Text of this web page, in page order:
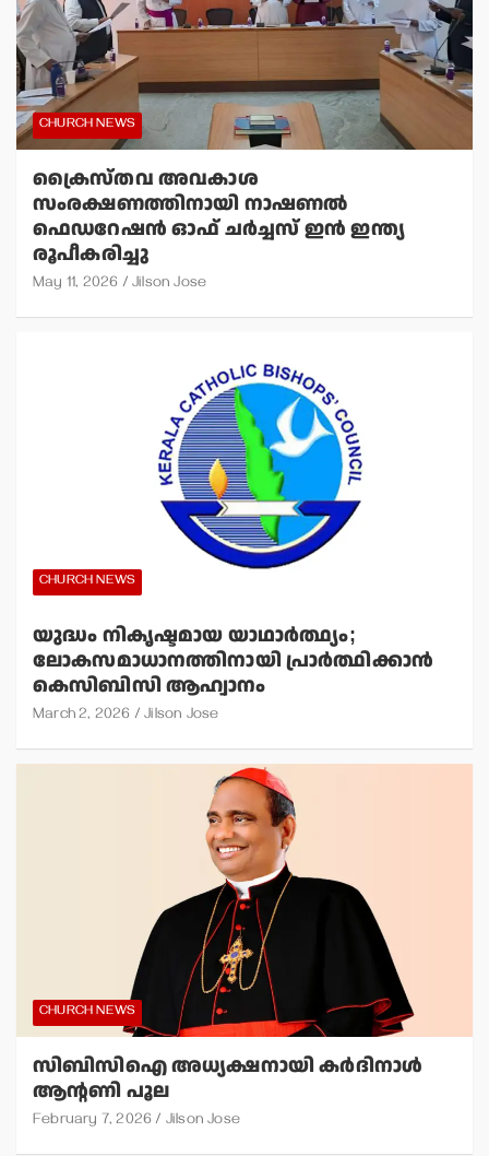
CHURCH NEWS
ക്രൈസ്തവ അവകാശ
സംരക്ഷണത്തിനായി നാഷണല്‍
ഫെഡറേഷന്‍ ഓഫ് ചര്‍ച്ചസ് ഇന്‍ ഇന്ത്യ
രൂപീകരിച്ചു
May 11, 2026 Jilson Jose
CHURCH NEWS
യുദ്ധം നികൃഷ്ടമായ യാഥാര്‍ത്ഥ്യം;
ലോകസമാധാനത്തിനായി പ്രാര്‍ത്ഥിക്കാന്‍
കെസിബിസി ആഹ്വാനം
March 2, 2026 Jilson Jose
CHURCH NEWS
സിബിസിഐ അധ്യക്ഷനായി കര്‍ദിനാള്‍
ആന്റണി പൂല
February 7, 2026 Jilson Jose